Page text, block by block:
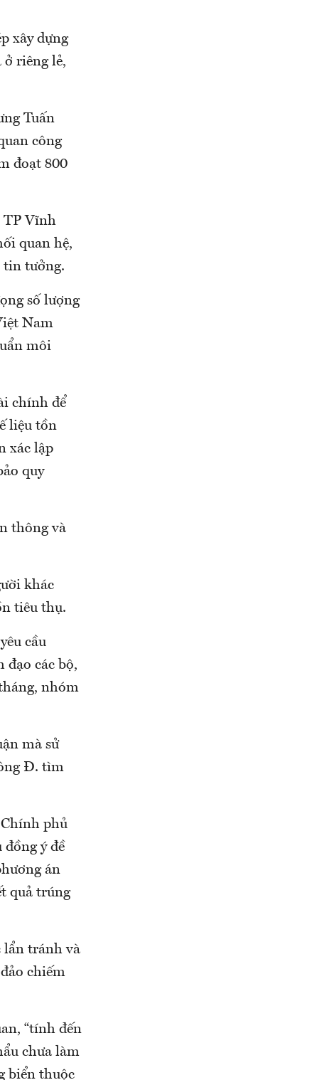
xây dựng
ở riêng lẻ,
Tuấn
công
đoạt 800
TP Vĩnh
quan hệ,
tin tưởng.
số lượng
Nam
môi
chính để
liệu tồn
xác lập
quy
thông và
khác
tiêu thụ.
cầu
đạo các bộ,
nhóm
mà sử
Đ. tìm
phủ
ý đề
án
quả trúng
lẩn tránh và
chiếm
“tính đến
chưa làm
biển thuộc